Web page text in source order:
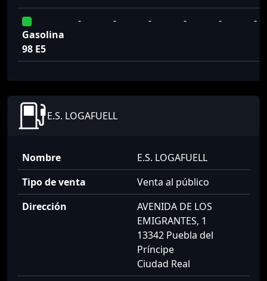
Gasolina
98 E5
- - - - - -
E.S. LOGAFUELL
Nombre
E.S. LOGAFUELL
Tipo de venta
Venta al público
Dirección
AVENIDA DE LOS
EMIGRANTES, 1
13342 Puebla del
Príncipe
Ciudad Real